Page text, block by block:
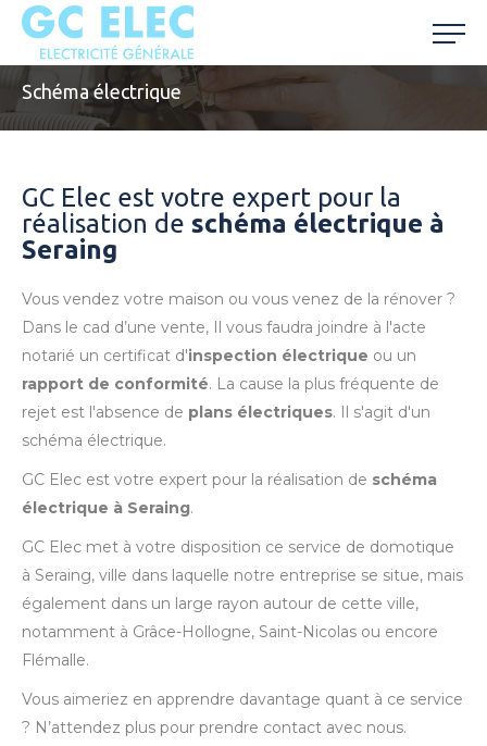
Schéma électrique
GC Elec est votre expert pour la
réalisation de schéma électrique à
Seraing
Vous vendez votre maison ou vous venez de la rénover ?
Dans le cad d’une vente, Il vous faudra joindre à l'acte
notarié un certificat d'inspection électrique ou un
rapport de conformité. La cause la plus fréquente de
rejet est l'absence de plans électriques. Il s'agit d'un
schéma électrique.
GC Elec est votre expert pour la réalisation de schéma
électrique à Seraing.
GC Elec met à votre disposition ce service de domotique
à Seraing, ville dans laquelle notre entreprise se situe, mais
également dans un large rayon autour de cette ville,
notamment à Grâce-Hollogne, Saint-Nicolas ou encore
Flémalle.
Vous aimeriez en apprendre davantage quant à ce service
? N’attendez plus pour prendre contact avec nous.